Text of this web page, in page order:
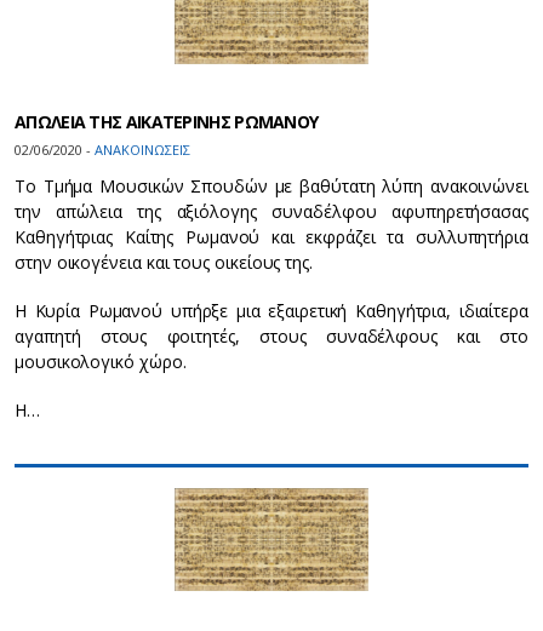
ΑΠΩΛΕΙΑ ΤΗΣ ΑΙΚΑΤΕΡΙΝΗΣ ΡΩΜΑΝΟΥ
02/06/2020 - ΑΝΑΚΟΙΝΩΣΕΙΣ
Το Τμήμα Μουσικών Σπουδών με βαθύτατη λύπη ανακοινώνει
την απώλεια της αξιόλογης συναδέλφου αφυπηρετήσασας
Καθηγήτριας Καίτης Ρωμανού και εκφράζει τα συλλυπητήρια
στην οικογένεια και τους οικείους της.
Η Κυρία Ρωμανού υπήρξε μια εξαιρετική Καθηγήτρια, ιδιαίτερα
αγαπητή στους φοιτητές, στους συναδέλφους και στο
μουσικολογικό χώρο.
Η…